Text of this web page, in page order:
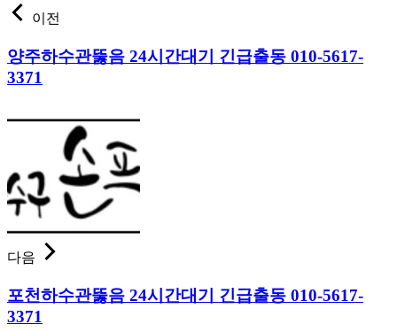
이전
양주하수관뚫음 24시간대기 긴급출동 010-5617-
3371
다음
포천하수관뚫음 24시간대기 긴급출동 010-5617-
3371